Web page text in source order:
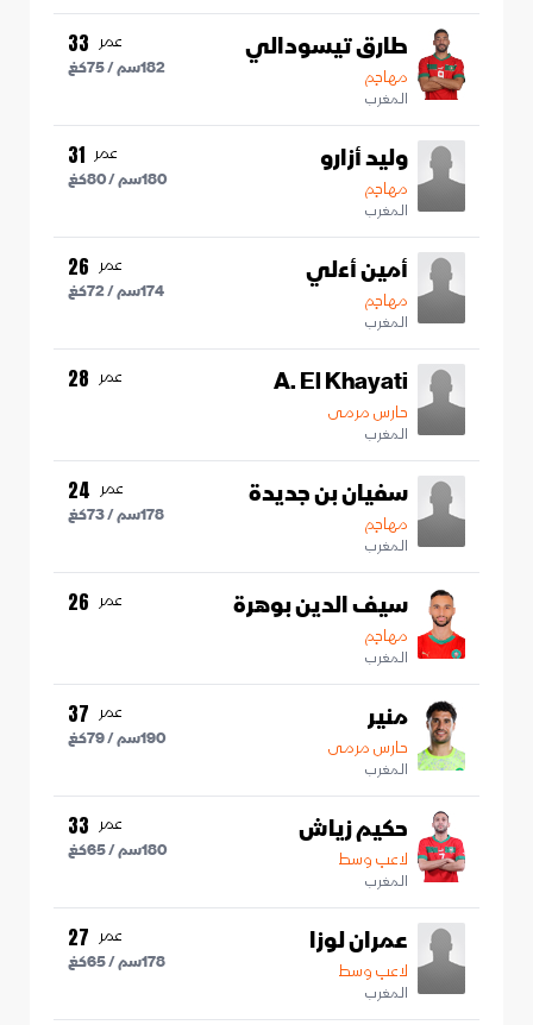
طارق تيسودالي
مهاجم
المغرب
عمر 33
182سم /75كغ
وليد أزارو
مهاجم
المغرب
عمر 31
180سم /80كغ
أمين أءلي
مهاجم
المغرب
عمر 26
174سم /72كغ
A. El Khayati
حارس مرمى
المغرب
عمر 28
سفيان بن جديدة
مهاجم
المغرب
عمر 24
178سم /73كغ
سيف الدين بوهرة
مهاجم
المغرب
عمر 26
منير
حارس مرمى
المغرب
عمر 37
190سم /79كغ
حكيم زياش
لاعب وسط
المغرب
عمر 33
180سم /65كغ
عمران لوزا
لاعب وسط
المغرب
عمر 27
178سم /65كغ